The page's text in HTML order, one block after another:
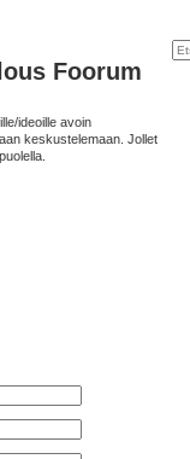
Foorum
ideoille avoin
keskustelemaan. Jollet